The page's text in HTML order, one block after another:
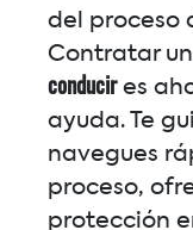
del proceso
Contratar un
conducires
ayuda. Te
navegues
proceso,
protección